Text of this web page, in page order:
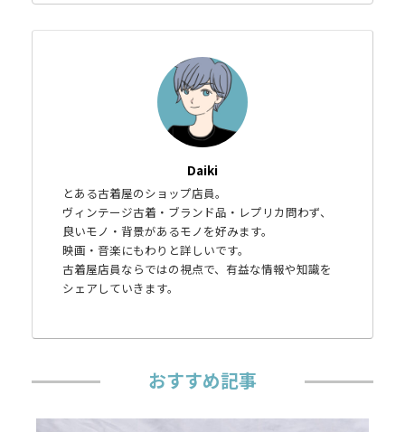
Daiki
とある古着屋のショップ店員。
ヴィンテージ古着・ブランド品・レプリカ問わず、
良いモノ・背景があるモノを好みます。
映画・音楽にもわりと詳しいです。
古着屋店員ならではの視点で、有益な情報や知識を
シェアしていきます。
おすすめ記事